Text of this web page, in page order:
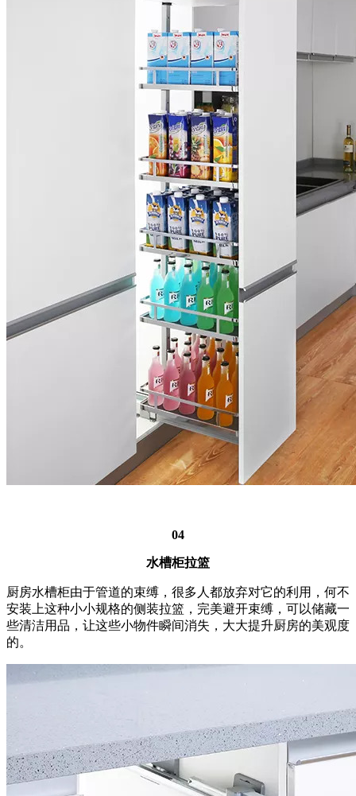
04
水槽柜拉篮
厨房水槽柜由于管道的束缚，很多人都放弃对它的利用，何不
安装上这种小小规格的侧装拉篮，完美避开束缚，可以储藏一
些清洁用品，让这些小物件瞬间消失，大大提升厨房的美观度
的。